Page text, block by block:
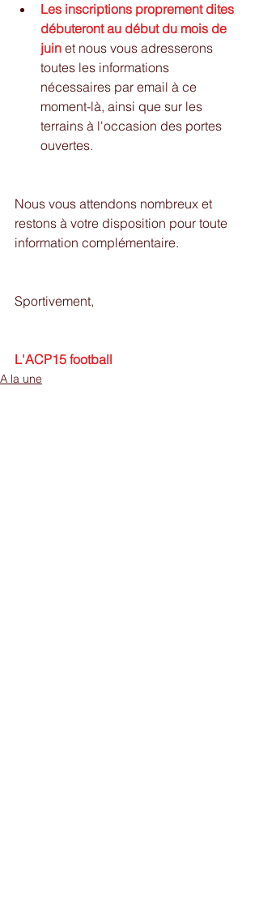
Les inscriptions proprement dites
débuteront au début du mois de
juin et nous vous adresserons
toutes les informations
nécessaires par email à ce
moment-là, ainsi que sur les
terrains à l'occasion des portes
ouvertes.
Nous vous attendons nombreux et
restons à votre disposition pour toute
information complémentaire.
Sportivement,
L'ACP15 football
A la une